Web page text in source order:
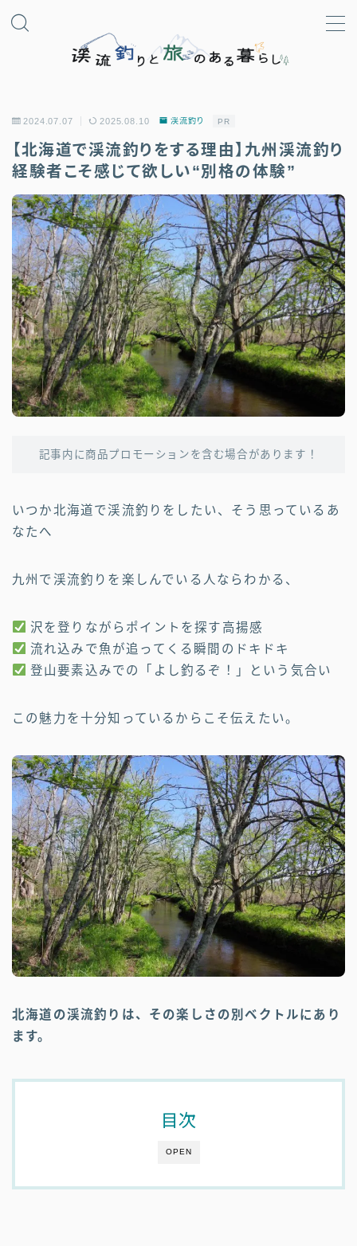
日本語
日本語
2024.07.07 2025.08.10 渓流釣り PR
【北海道で渓流釣りをする理由】九州渓流釣り
経験者こそ感じて欲しい“別格の体験”
記事内に商品プロモーションを含む場合があります！
いつか北海道で渓流釣りをしたい、そう思っているあ
なたへ
九州で渓流釣りを楽しんでいる人ならわかる、
沢を登りながらポイントを探す高揚感
流れ込みで魚が追ってくる瞬間のドキドキ
登山要素込みでの「よし釣るぞ！」という気合い
この魅力を十分知っているからこそ伝えたい。
北海道の渓流釣りは、その楽しさの別ベクトルにあり
ます。
OPEN
目次